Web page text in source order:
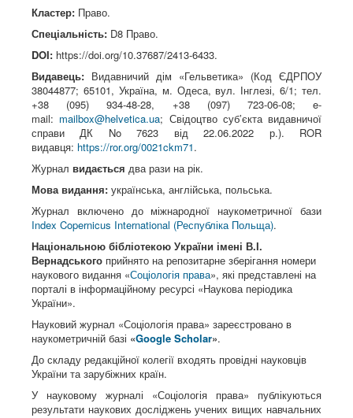
Кластер: Право.
Спеціальність: D8 Право.
DOI: https://doi.org/10.37687/2413-6433.
Видавець: Видавничий дім «Гельветика» (Код ЄДРПОУ
38044877; 65101, Україна, м. Одеса, вул. Інглезі, 6/1; тел.
+38 (095) 934-48-28, +38 (097) 723-06-08; e-
mail: mailbox@helvetica.ua; Свідоцтво суб’єкта видавничої
справи ДК No 7623 від 22.06.2022 р.). ROR
видавця: https://ror.org/0021ckm71.
Журнал видається два рази на рік.
Мова видання: українська, англійська, польська.
Журнал включено до міжнародної наукометричної бази
Index Copernicus International (Республіка Польща).
Національною бібліотекою України імені В.І.
Вернадського прийнято на репозитарне зберігання номери
наукового видання «Соціологія права», які представлені на
порталі в інформаційному ресурсі «Наукова періодика
України».
Науковий журнал «Соціологія права» зареєстровано в
наукометричній базі «Google Scholar».
До складу редакційної колегії входять провідні науковців
України та зарубіжних країн.
У науковому журналі «Соціологія права» публікуються
результати наукових досліджень учених вищих навчальних